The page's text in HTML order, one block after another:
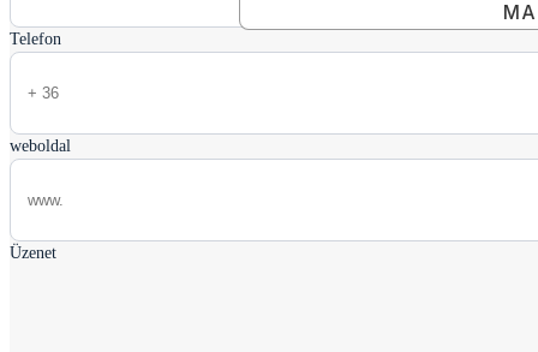
Telefon
weboldal
Üzenet